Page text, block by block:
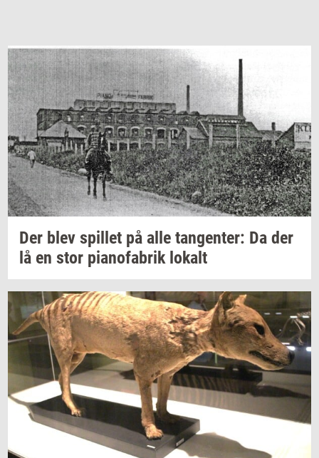
Der blev spil­let på alle tan­gen­ter: Da der
lå en stor pi­a­no­fa­brik lo­kalt